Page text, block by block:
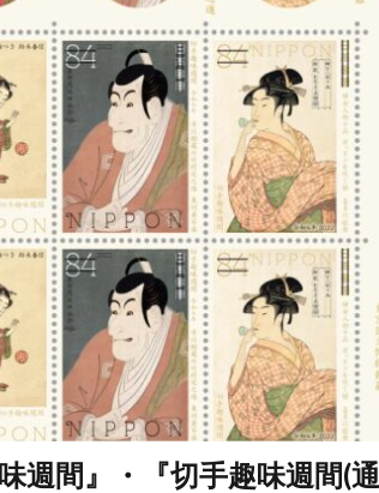
週間』・『切手趣味週間(通